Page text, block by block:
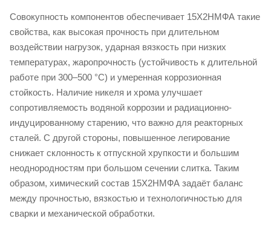
Совокупность компонентов обеспечивает 15Х2НМФА такие
свойства, как высокая прочность при длительном
воздействии нагрузок, ударная вязкость при низких
температурах, жаропрочность (устойчивость к длительной
работе при 300–500 °C) и умеренная коррозионная
стойкость. Наличие никеля и хрома улучшает
сопротивляемость водяной коррозии и радиационно-
индуцированному старению, что важно для реакторных
сталей. С другой стороны, повышенное легирование
снижает склонность к отпускной хрупкости и большим
неоднородностям при большом сечении слитка. Таким
образом, химический состав 15Х2НМФА задаёт баланс
между прочностью, вязкостью и технологичностью для
сварки и механической обработки.